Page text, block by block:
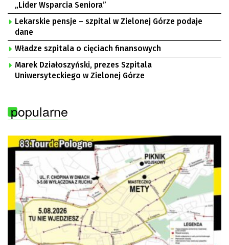
„Lider Wsparcia Seniora”
Lekarskie pensje – szpital w Zielonej Górze podaje
dane
Władze szpitala o cięciach finansowych
Marek Działoszyński, prezes Szpitala
Uniwersyteckiego w Zielonej Górze
popularne